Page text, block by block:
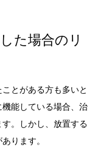
た場合のリ
とがある方も多いと
能している場合、治
。しかし、放置する
ります。